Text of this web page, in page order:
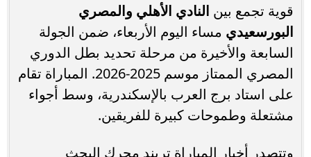
قوية تجمع بين النادي الأهلي والمصري
البورسعيدي مساء اليوم الأربعاء، ضمن الجولة
السابعة والأخيرة من مرحلة تحديد بطل الدوري
المصري الممتاز موسم 2025-2026. المباراة تقام
على استاد برج العرب بالإسكندرية، وسط أجواء
مشتعلة وطموحات كبيرة للفريقين.
وتتصدر أخبار المباراة تريند محرك البحث